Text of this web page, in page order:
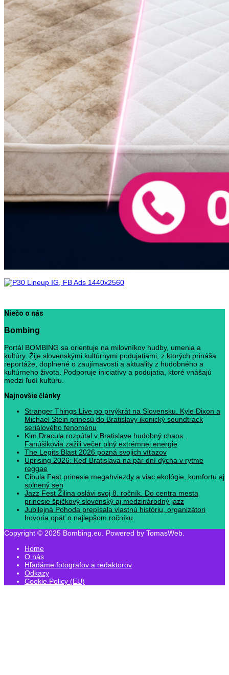
Niečo o nás
Bombing
Portál BOMBING sa orientuje na milovníkov hudby, umenia a
kultúry. Žije slovenskými kultúrnymi podujatiami, z ktorých prináša
reportáže, doplnené o zaujímavosti a aktuality z hudobného a
kultúrneho života. Podporuje iniciatívy a podujatia, ktoré vnášajú
medzi ľudí kultúru.
Najnovšie články
Stranger Things Live po prvýkrát na Slovensku. Kyle Dixon a
Michael Stein prinesú do Bratislavy ikonický soundtrack
seriálového fenoménu
Kim Dracula rozpútal v Bratislave hudobný chaos.
Fanúšikovia zažili večer plný extrémnej energie
The Legits Blast 2026 pozná svojich víťazov
Uprising 2026: Keď Bratislava na pár dní dýcha v rytme
reggae
Cibula Fest prinesie megahviezdy a viac ekológie, komfortu aj
splnený sen
Jazz Fest Žilina oslávi svoj 8. ročník. Do centra mesta
prinesie špičkový slovenský aj medzinárodný jazz
Jubilejná Pohoda prepísala vlastnú históriu, organizátori
hovoria opäť o najlepšom ročníku
Copyright © 2025 Bombing.eu. Powered by TomasWeb.
Home
O nás
Hľadáme fotografov a redaktorov
Odkazy
Cookie Policy (EU)